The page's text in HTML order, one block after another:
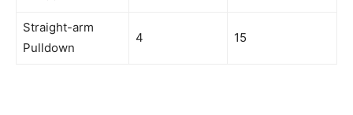
Straight-arm
Pulldown
4 15